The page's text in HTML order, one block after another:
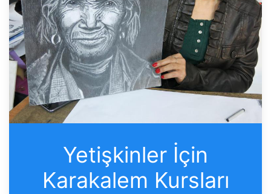
Yetişkinler İçin
Karakalem Kursları